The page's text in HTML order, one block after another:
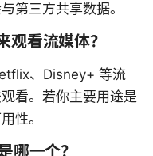
第三方共享数据。
观看流媒体？
、Disney+ 等流
看。若你主要用途是
性。
哪一个？